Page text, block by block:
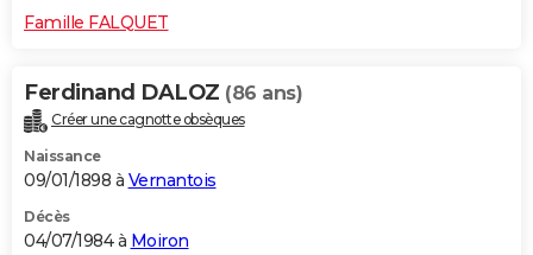
Famille FALQUET
Ferdinand DALOZ (86 ans)
Créer une cagnotte obsèques
Naissance
09/01/1898 à Vernantois
Décès
04/07/1984 à Moiron